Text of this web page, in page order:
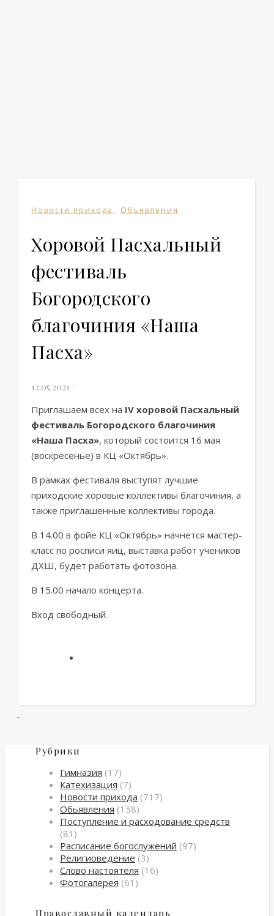
Новости прихода , Обьявления
Хоровой Пасхальный
фестиваль
Богородского
благочиния «Наша
Пасха»
12.05.2021 /
Приглашаем всех на IV хоровой Пасхальный
фестиваль Богородского благочиния
«Наша Пасха», который состоится 16 мая
(воскресенье) в КЦ «Октябрь».
В рамках фестиваля выступят лучшие
приходские хоровые коллективы благочиния, а
также приглашенные коллективы города.
В 14.00 в фойе КЦ «Октябрь» начнется мастер-
класс по росписи яиц, выставка работ учеников
ДХШ, будет работать фотозона.
В 15.00 начало концерта.
Вход свободный.
Рубрики
Гимназия (17)
Катехизация (7)
Новости прихода (717)
Обьявления (158)
Поступление и расходование средств
(81)
Расписание богослужений (97)
Религиоведение (3)
Слово настоятеля (16)
Фотогалерея (61)
Православный календарь